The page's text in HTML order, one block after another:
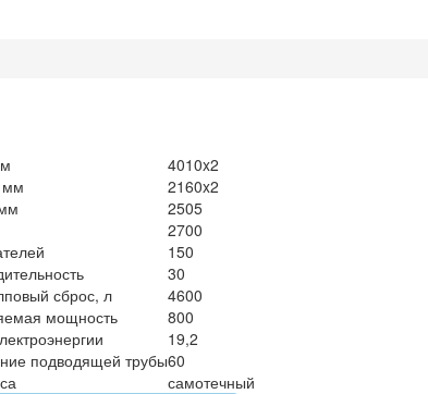
4010x2
мм
2160x2
2505
2700
150
30
сброс, л
4600
мощность
800
19,2
подводящей трубы60
самотечный